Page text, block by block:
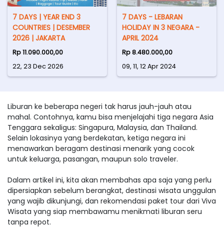
7 DAYS | YEAR END 3
COUNTRIES | DESEMBER
2026 | JAKARTA
Rp 11.090.000,00
22, 23 Dec 2026
7 DAYS - LEBARAN
HOLIDAY IN 3 NEGARA -
APRIL 2024
Rp 8.480.000,00
09, 11, 12 Apr 2024
Liburan ke beberapa negeri tak harus jauh-jauh atau
mahal. Contohnya, kamu bisa menjelajahi tiga negara Asia
Tenggara sekaligus: Singapura, Malaysia, dan Thailand.
Selain lokasinya yang berdekatan, ketiga negara ini
menawarkan beragam destinasi menarik yang cocok
untuk keluarga, pasangan, maupun solo traveler.
Dalam artikel ini, kita akan membahas apa saja yang perlu
dipersiapkan sebelum berangkat, destinasi wisata unggulan
yang wajib dikunjungi, dan rekomendasi paket tour dari Viva
Wisata yang siap membawamu menikmati liburan seru
tanpa repot.